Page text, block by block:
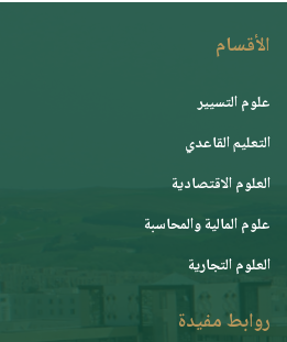
الأقسام
علوم التسيير
التعليم القاعدي
العلوم الاقتصادية
علوم المالية والمحاسبة
العلوم التجارية
روابط مفيدة